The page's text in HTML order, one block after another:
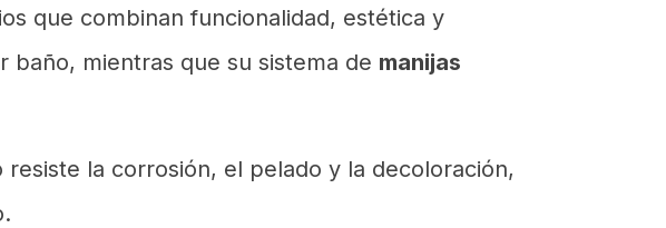
que combinan funcionalidad, estética y
baño, mientras que su sistema de manijas
resiste la corrosión, el pelado y la decoloración,